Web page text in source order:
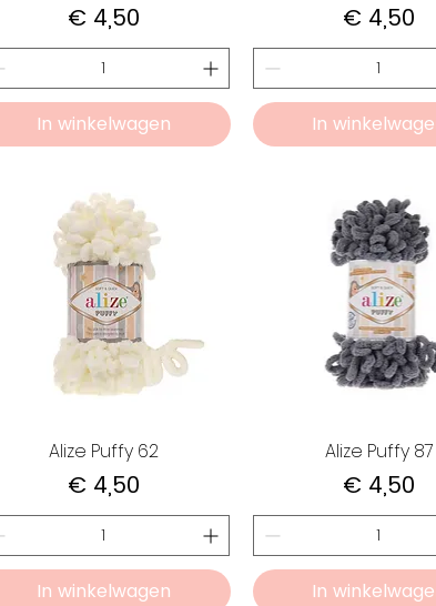
Prijs
€ 4,50
In winkelwagen
Prijs
€ 4,50
In
Alize Puffy 62
Prijs
€ 4,50
In winkelwagen
Alize Puffy 87
Prijs
€ 4,50
In